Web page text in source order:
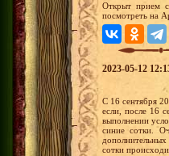
Открыт прием
посмотреть на
2023-05-12
С 16 сентября
если, после 16
выполнении
синие сотки.
сотки